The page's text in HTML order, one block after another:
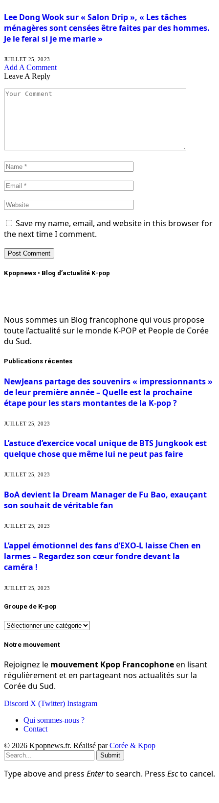
Lee Dong Wook sur « Salon Drip », « Les tâches
ménagères sont censées être faites par des hommes.
Je le ferai si je me marie »
JUILLET 25, 2023
Add A Comment
Leave A Reply
Save my name, email, and website in this browser for
the next time I comment.
Kpopnews • Blog d’actualité K-pop
Nous sommes un Blog francophone qui vous propose
toute l’actualité sur le monde K-POP et People de Corée
du Sud.
Publications récentes
NewJeans partage des souvenirs « impressionnants »
de leur première année – Quelle est la prochaine
étape pour les stars montantes de la K-pop ?
JUILLET 25, 2023
L’astuce d’exercice vocal unique de BTS Jungkook est
quelque chose que même lui ne peut pas faire
JUILLET 25, 2023
BoA devient la Dream Manager de Fu Bao, exauçant
son souhait de véritable fan
JUILLET 25, 2023
L’appel émotionnel des fans d’EXO-L laisse Chen en
larmes – Regardez son cœur fondre devant la
caméra !
JUILLET 25, 2023
Groupe de K-pop
Groupe
K-
Notre mouvement
Rejoignez le mouvement Kpop Francophoneen lisant
régulièrement et en partageant nos actualités sur la
Corée du Sud.
Discord X (Twitter) Instagram
Qui sommes-nous ?
Contact
© 2026 Kpopnews.fr. Réalisé parCorée & Kpop
Submit
Type above and press Enterto search. Press Escto cancel.